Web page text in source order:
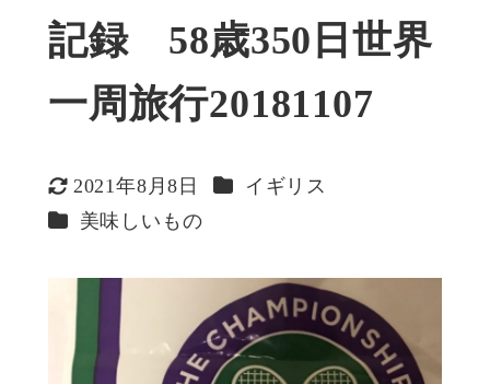
記録 58歳350日世界
一周旅行20181107
更新日
2021年8月8日 カテゴリー
イギリス
カテゴリー
美味しいもの